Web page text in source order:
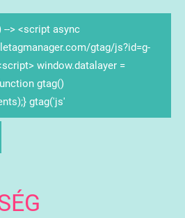
--> <script async
gtag/js?id=g-
window.datalayer =
gtag()
gtag('js'